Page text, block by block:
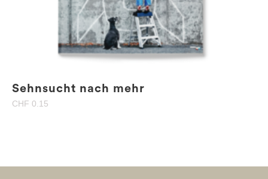
Sehnsucht nach mehr
CHF 0.15